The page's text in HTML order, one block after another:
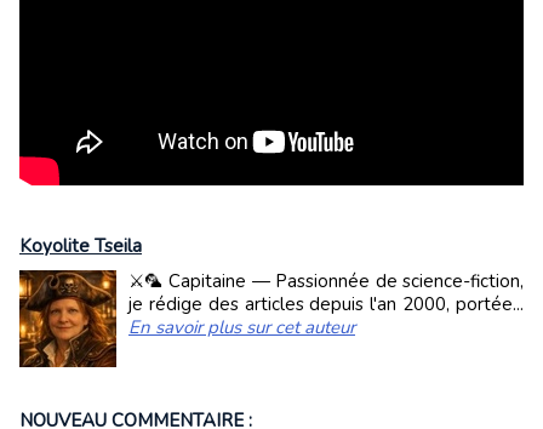
Koyolite Tseila
⚔️🦜 Capitaine — Passionnée de science-fiction,
je rédige des articles depuis l'an 2000, portée...
En savoir plus sur cet auteur
NOUVEAU COMMENTAIRE :